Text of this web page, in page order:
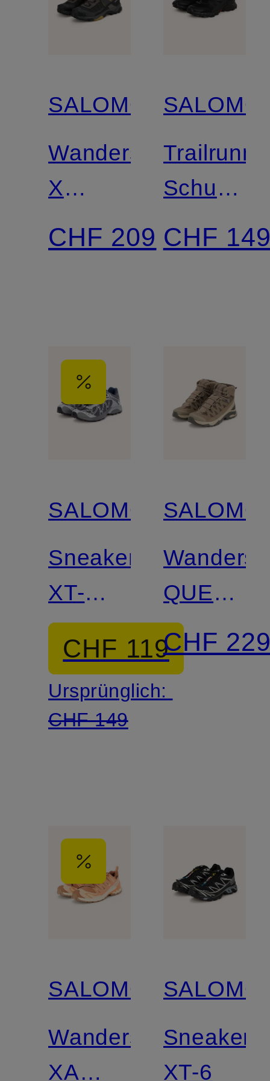
SALOMON
Wanderschuhe
X
ULTRA
5 MID
CHF 209
Schuhe
4 GTX
CHF
SALOMON
Sneaker
XT-
WHISPER
CHF 119
Ursprünglich:
CHF 149
QUEST
ECHO
GTX
CHF
SALOMON
Wanderschuhe
XA
Sneaker
XT-6